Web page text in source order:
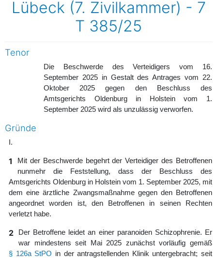
Lübeck (7. Zivilkammer) - 7
T 385/25
Tenor
Die Beschwerde des Verteidigers vom 16.
September 2025 in Gestalt des Antrages vom 22.
Oktober 2025 gegen den Beschluss des
Amtsgerichts Oldenburg in Holstein vom 1.
September 2025 wird als unzulässig verworfen.
Gründe
I.
1
Mit der Beschwerde begehrt der Verteidiger des Betroffenen
nunmehr die Feststellung, dass der Beschluss des
Amtsgerichts Oldenburg in Holstein vom 1. September 2025, mit
dem eine ärztliche Zwangsmaßnahme gegen den Betroffenen
angeordnet worden ist, den Betroffenen in seinen Rechten
verletzt habe.
2
Der Betroffene leidet an einer paranoiden Schizophrenie. Er
war mindestens seit Mai 2025 zunächst vorläufig gemäß
§ 126a StPO in der antragstellenden Klinik untergebracht; seit